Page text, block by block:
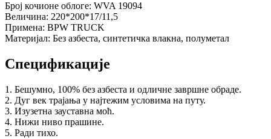
Број кочионе облоге: WVA 19094
Величина: 220*200*17/11,5
Примена: BPW TRUCK
Материјал: Без азбеста, синтетичка влакна, полуметал
Спецификације
1. Бешумно, 100% без азбеста и одличне завршне обраде.
2. Дуг век трајања у најтежим условима на путу.
3. Изузетна зауставна моћ.
4. Нижи ниво прашине.
5. Ради тихо.